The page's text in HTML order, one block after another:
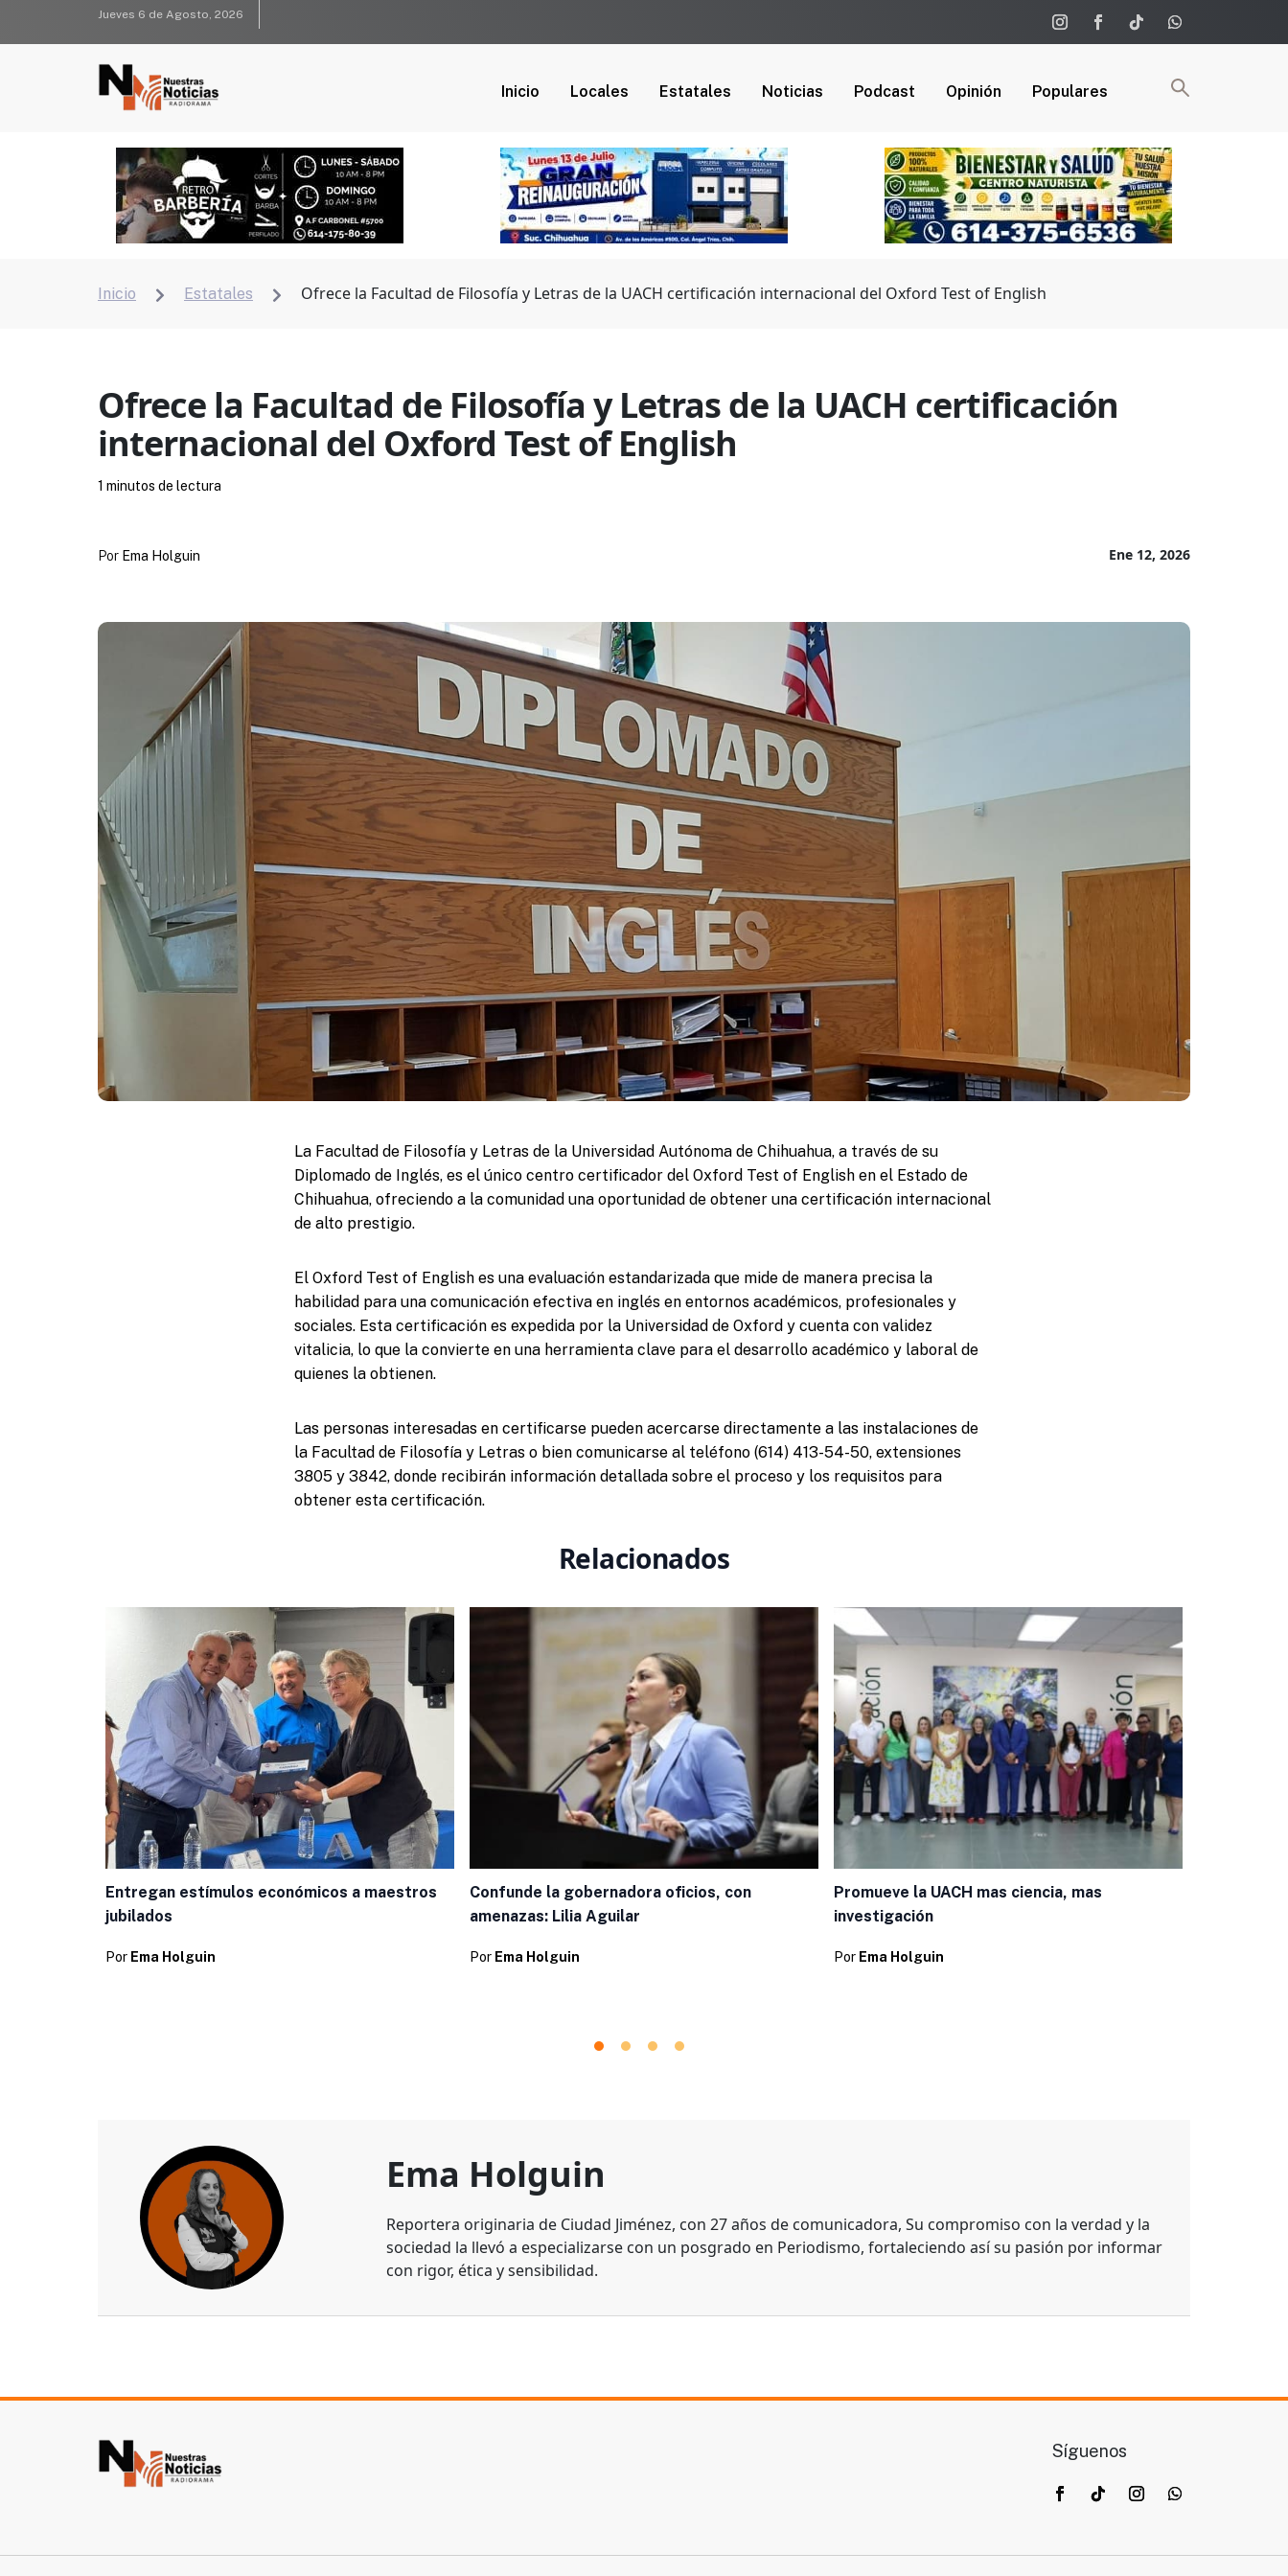
Jueves 6 de Agosto, 2026
Inicio Locales Estatales Noticias Podcast Opinión Populares
Inicio  Estatales  Ofrece la Facultad de Filosofía y Letras de la UACH certificación internacional del Oxford Test of English
Ofrece la Facultad de Filosofía y Letras de la UACH certificación
internacional del Oxford Test of English
Ene 12, 2026
Por Ema Holguin
1 minutos de lectura
La Facultad de Filosofía y Letras de la Universidad Autónoma de Chihuahua, a través de su
Diplomado de Inglés, es el único centro certificador del Oxford Test of English en el Estado de
Chihuahua, ofreciendo a la comunidad una oportunidad de obtener una certificación internacional
de alto prestigio.
El Oxford Test of English es una evaluación estandarizada que mide de manera precisa la
habilidad para una comunicación efectiva en inglés en entornos académicos, profesionales y
sociales. Esta certificación es expedida por la Universidad de Oxford y cuenta con validez
vitalicia, lo que la convierte en una herramienta clave para el desarrollo académico y laboral de
quienes la obtienen.
Las personas interesadas en certificarse pueden acercarse directamente a las instalaciones de
la Facultad de Filosofía y Letras o bien comunicarse al teléfono (614) 413-54-50, extensiones
3805 y 3842, donde recibirán información detallada sobre el proceso y los requisitos para
obtener esta certificación.
Relacionados
Entregan estímulos económicos a maestros
jubilados
Por Ema Holguin
Confunde la gobernadora oficios, con
amenazas: Lilia Aguilar
Por Ema Holguin
Promueve la UACH mas ciencia, mas
investigación
Por Ema Holguin
Ema Holguin
Reportera originaria de Ciudad Jiménez, con 27 años de comunicadora, Su compromiso con la verdad y la
sociedad la llevó a especializarse con un posgrado en Periodismo, fortaleciendo así su pasión por informar
con rigor, ética y sensibilidad.
Síguenos